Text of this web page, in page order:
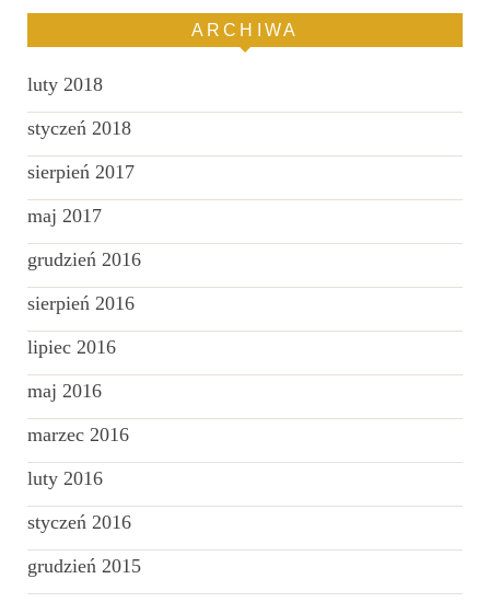
ARCHIWA
luty 2018
styczeń 2018
sierpień 2017
maj 2017
grudzień 2016
sierpień 2016
lipiec 2016
maj 2016
marzec 2016
luty 2016
styczeń 2016
grudzień 2015